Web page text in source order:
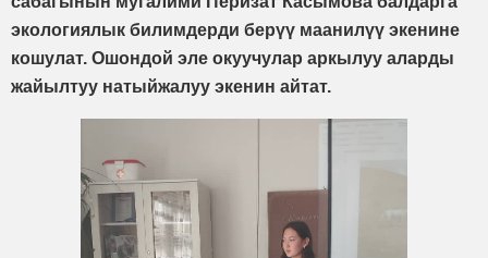
экологиялык билимдерди берүү маанилүү экенине
кошулат. Ошондой эле окуучулар аркылуу аларды
жайылтуу натыйжалуу экенин айтат.